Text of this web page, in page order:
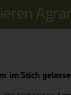
im Stich